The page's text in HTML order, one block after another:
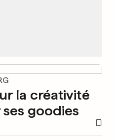
la créativité
goodies